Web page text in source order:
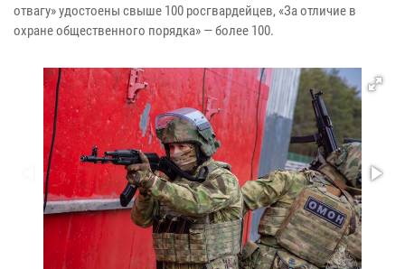
отвагу» удостоены свыше 100 росгвардейцев, «За отличие в
охране общественного порядка» — более 100.